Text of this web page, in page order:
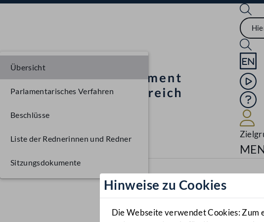
Hinweise zu Cookies
Die Webseite verwendet Cookies:
Übersicht
Parlamentarisches Verfahren
Beschlüsse
Liste der Rednerinnen und Redner
Sitzungsdokumente